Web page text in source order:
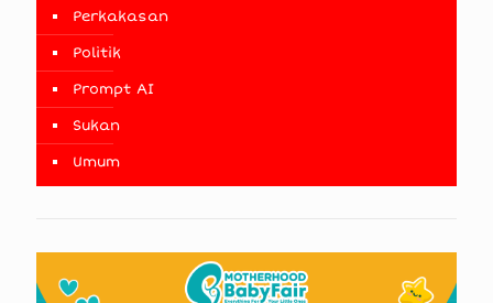
Perkakasan
Politik
Prompt AI
Sukan
Umum